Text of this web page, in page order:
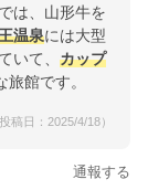
は、山形牛を
温泉には大型
いて、 カップ
旅館です。
稿日：2025/4/18）
通報する